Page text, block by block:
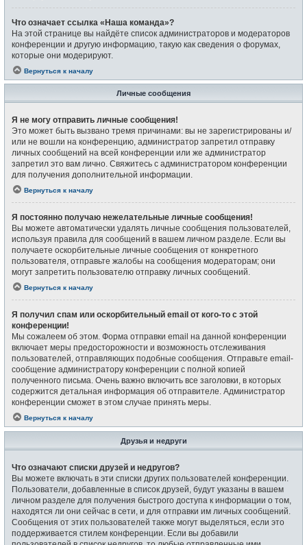
Что означает ссылка «Наша команда»?
На этой странице вы найдёте список администраторов и модераторов
конференции и другую информацию, такую как сведения о форумах,
которые они модерируют.
Вернуться к началу
Личные сообщения
Я не могу отправить личные сообщения!
Это может быть вызвано тремя причинами: вы не зарегистрированы и/
или не вошли на конференцию, администратор запретил отправку
личных сообщений на всей конференции или же администратор
запретил это вам лично. Свяжитесь с администратором конференции
для получения дополнительной информации.
Вернуться к началу
Я постоянно получаю нежелательные личные сообщения!
Вы можете автоматически удалять личные сообщения пользователей,
используя правила для сообщений в вашем личном разделе. Если вы
получаете оскорбительные личные сообщения от конкретного
пользователя, отправьте жалобы на сообщения модераторам; они
могут запретить пользователю отправку личных сообщений.
Вернуться к началу
Я получил спам или оскорбительный email от кого-то с этой
конференции!
Мы сожалеем об этом. Форма отправки email на данной конференции
включает меры предосторожности и возможность отслеживания
пользователей, отправляющих подобные сообщения. Отправьте email-
сообщение администратору конференции с полной копией
полученного письма. Очень важно включить все заголовки, в которых
содержится детальная информация об отправителе. Администратор
конференции сможет в этом случае принять меры.
Вернуться к началу
Друзья и недруги
Что означают списки друзей и недругов?
Вы можете включать в эти списки других пользователей конференции.
Пользователи, добавленные в список друзей, будут указаны в вашем
личном разделе для получения быстрого доступа к информации о том,
находятся ли они сейчас в сети, и для отправки им личных сообщений.
Сообщения от этих пользователей также могут выделяться, если это
поддерживается стилем конференции. Если вы добавили